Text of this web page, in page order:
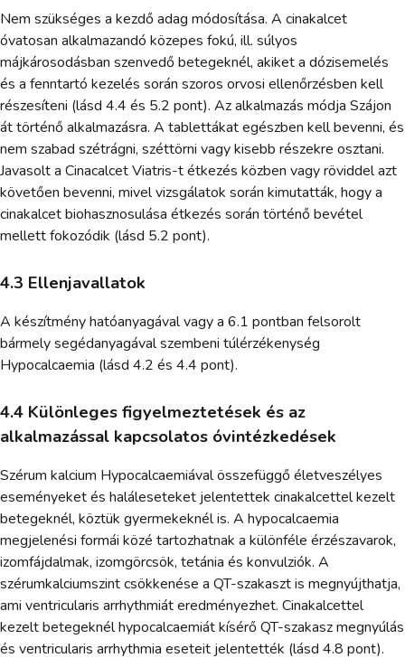
Nem szükséges a kezdő adag módosítása. A cinakalcet
óvatosan alkalmazandó közepes fokú, ill. súlyos
májkárosodásban szenvedő betegeknél, akiket a dózisemelés
és a fenntartó kezelés során szoros orvosi ellenőrzésben kell
részesíteni (lásd 4.4 és 5.2 pont). Az alkalmazás módja Szájon
át történő alkalmazásra. A tablettákat egészben kell bevenni, és
nem szabad szétrágni, széttörni vagy kisebb részekre osztani.
Javasolt a Cinacalcet Viatris-t étkezés közben vagy röviddel azt
követően bevenni, mivel vizsgálatok során kimutatták, hogy a
cinakalcet biohasznosulása étkezés során történő bevétel
mellett fokozódik (lásd 5.2 pont).
4.3 Ellenjavallatok
A készítmény hatóanyagával vagy a 6.1 pontban felsorolt
bármely segédanyagával szembeni túlérzékenység
Hypocalcaemia (lásd 4.2 és 4.4 pont).
4.4 Különleges figyelmeztetések és az
alkalmazással kapcsolatos óvintézkedések
Szérum kalcium Hypocalcaemiával összefüggő életveszélyes
eseményeket és haláleseteket jelentettek cinakalcettel kezelt
betegeknél, köztük gyermekeknél is. A hypocalcaemia
megjelenési formái közé tartozhatnak a különféle érzészavarok,
izomfájdalmak, izomgörcsök, tetánia és konvulziók. A
szérumkalciumszint csökkenése a QT-szakaszt is megnyújthatja,
ami ventricularis arrhythmiát eredményezhet. Cinakalcettel
kezelt betegeknél hypocalcaemiát kísérő QT-szakasz megnyúlás
és ventricularis arrhythmia eseteit jelentették (lásd 4.8 pont).